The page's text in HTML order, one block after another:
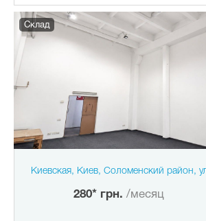
Склад
Киевская, Киев, Соломенский район,
280* грн. /месяц